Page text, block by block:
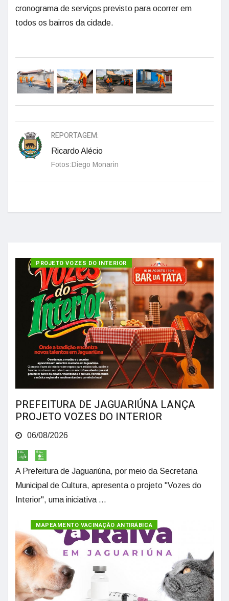
cronograma de serviços previsto para ocorrer em
todos os bairros da cidade.
REPORTAGEM:
Ricardo Alécio
Fotos:Diego Monarin
PROJETO VOZES DO INTERIOR
PREFEITURA DE JAGUARIÚNA LANÇA
PROJETO VOZES DO INTERIOR
06/08/2026
A Prefeitura de Jaguariúna, por meio da Secretaria
Municipal de Cultura, apresenta o projeto "Vozes do
Interior", uma iniciativa ...
MAPEAMENTO VACINAÇÃO ANTIRÁBICA